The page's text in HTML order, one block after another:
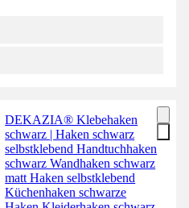
DEKAZIA® Klebehaken
schwarz | Haken schwarz
selbstklebend Handtuchhaken
schwarz Wandhaken schwarz
matt Haken selbstklebend
Küchenhaken schwarze